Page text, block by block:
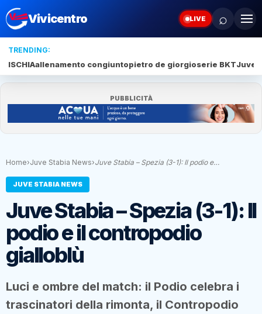
Vivicentro LIVE ⌕
TRENDING:
ISCHIAallenamento congiuntopietro de giorgioserie BKTJuve
PUBBLICITÀ
Home›Juve Stabia News›Juve Stabia – Spezia (3-1): Il podio e…
JUVE STABIA NEWS
Juve Stabia – Spezia (3-1): Il
podio e il contropodio
gialloblù
Luci e ombre del match: il Podio celebra i
trascinatori della rimonta, il Contropodio